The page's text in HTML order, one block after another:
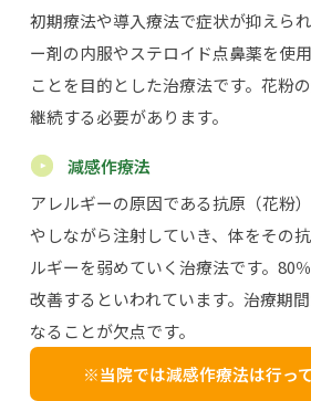
初期療法や導入療法で症状が抑えら
ー剤の内服やステロイド点鼻薬を使
ことを目的とした治療法です。花粉
継続する必要があります。
減感作療法
アレルギーの原因である抗原（花粉
やしながら注射していき、体をその
ルギーを弱めていく治療法です。80
改善するといわれています。治療期
なることが欠点です。
※当院では減感作療法は行っ